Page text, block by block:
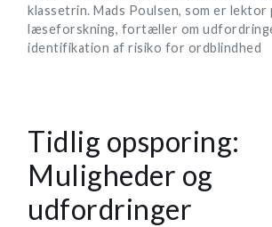
klassetrin. Mads Poulsen, som er
læseforskning, fortæller om
identifikation af risiko for ordblindhed
Tidlig opsporing:
Muligheder og
udfordringer